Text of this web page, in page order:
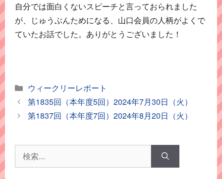
自分では面白くないスピーチと言っておられました
が、じゅうぶんためになる、山口会員の人柄がよくで
ていたお話でした。ありがとうございました！
カ
テ
ゴ
リ
ウィークリーレポート
第1835回（本年度5回）2024年7月30日（火）
第1837回（本年度7回）2024年8月20日（火）
索: